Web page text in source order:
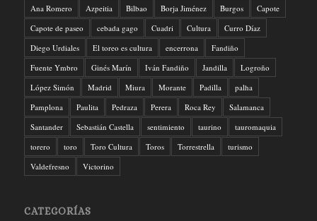
Ana Romero Azpeitia Bilbao Borja Jiménez Burgos
Capote
Capote de paseo
cebada gago Cuadri Cultura
Curro Díaz
Diego Urdiales
El toreo es cultura encerrona
Fandiño
Fuente Ymbro
Ginés Marín Iván Fandiño Jandilla
Logroño
López Simón
Madrid Miura Morante Padilla
palha
Pamplona
Paulita Pedraza Perera Roca Rey
Salamanca
Santander
Sebastián Castella sentimiento taurino
tauromaquia
torero
toro Toro Cultura Toros Torrestrella
turismo
Valdefresno
Victorino
CATEGORÍAS